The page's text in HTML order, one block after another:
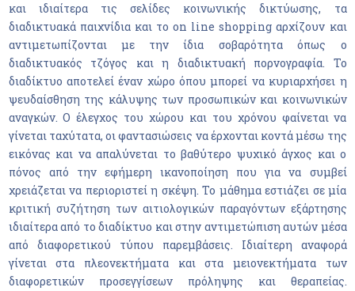
και ιδιαίτερα τις σελίδες κοινωνικής δικτύωσης, τα
διαδικτυακά παιχνίδια και το on line shopping αρχίζουν και
αντιμετωπίζονται με την ίδια σοβαρότητα όπως ο
διαδικτυακός τζόγος και η διαδικτυακή πορνογραφία. Το
διαδίκτυο αποτελεί έναν χώρο όπου μπορεί να κυριαρχήσει η
ψευδαίσθηση της κάλυψης των προσωπικών και κοινωνικών
αναγκών. Ο έλεγχος του χώρου και του χρόνου φαίνεται να
γίνεται ταχύτατα, οι φαντασιώσεις να έρχονται κοντά μέσω της
εικόνας και να απαλύνεται το βαθύτερο ψυχικό άγχος και ο
πόνος από την εφήμερη ικανοποίηση που για να συμβεί
χρειάζεται να περιοριστεί η σκέψη. Το μάθημα εστιάζει σε μία
κριτική συζήτηση των αιτιολογικών παραγόντων εξάρτησης
ιδιαίτερα από το διαδίκτυο και στην αντιμετώπιση αυτών μέσα
από διαφορετικού τύπου παρεμβάσεις. Ιδιαίτερη αναφορά
γίνεται στα πλεονεκτήματα και στα μειονεκτήματα των
διαφορετικών προσεγγίσεων πρόληψης και θεραπείας.